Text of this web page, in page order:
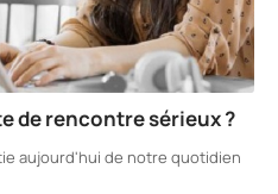
de rencontre sérieux ?
aujourd'hui de notre quotidien